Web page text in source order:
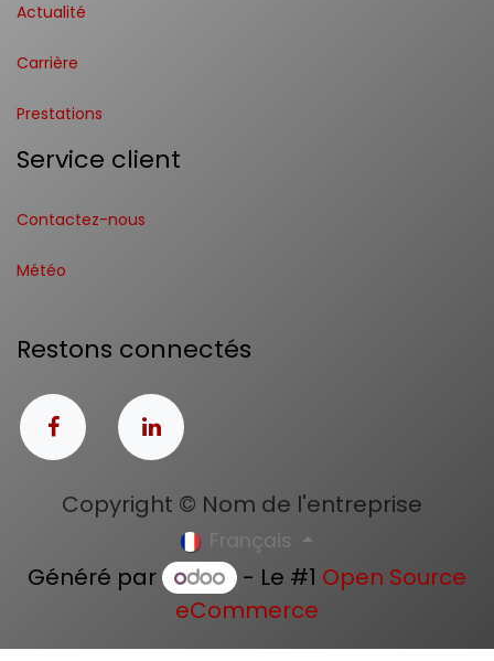
Actualité
Carrière
Prestations
Service client
Contactez-nous
Météo
Restons connectés
Copyright © Nom de l'entreprise
Français
Généré par - Le #1 Open Source
eCommerce